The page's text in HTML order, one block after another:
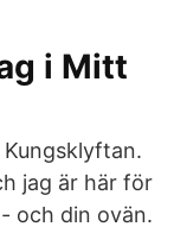
i Mitt
jag är här för
och din ovän.